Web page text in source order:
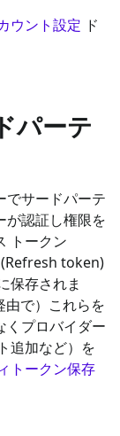
ウント設定 ド
パーテ
でサードパーテ
が認証し権限を
トークン
token)
保存されま
で）これらを
くプロバイダー
追加など）を
トークン保存